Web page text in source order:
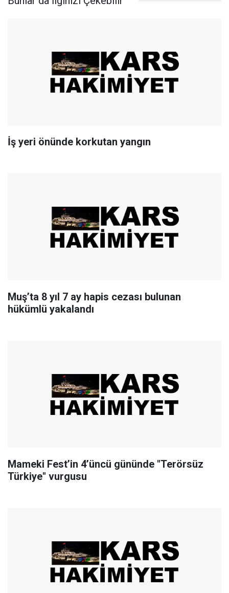
İş yeri önünde korkutan yangın
Muş’ta 8 yıl 7 ay hapis cezası bulunan
hükümlü yakalandı
Mameki Fest’in 4’üncü gününde "Terörsüz
Türkiye" vurgusu